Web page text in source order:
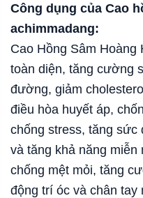
Công dụng của Cao
achimmadang:
Cao Hồng Sâm Hoàng
toàn diện, tăng cường
đường, giảm
điều hòa huyết áp,
chống stress, tăng sức
và tăng khả năng miễn
chống mệt mỏi, tăng
động trí óc và chân tay